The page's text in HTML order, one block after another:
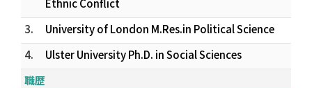
Ethnic Conflict
3.
University of London M.Res.in Political Science
4.
Ulster University Ph.D. in Social Sciences
職歴